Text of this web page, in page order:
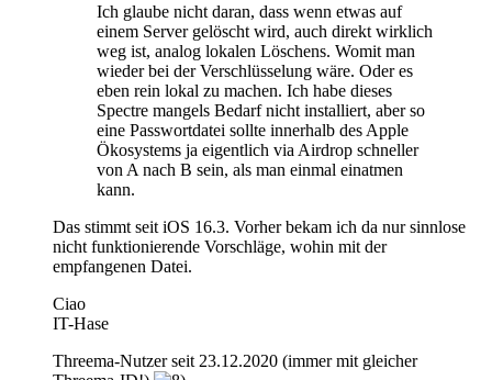
Ich glaube nicht daran, dass wenn etwas auf
einem Server gelöscht wird, auch direkt wirklich
weg ist, analog lokalen Löschens. Womit man
wieder bei der Verschlüsselung wäre. Oder es
eben rein lokal zu machen. Ich habe dieses
Spectre mangels Bedarf nicht installiert, aber so
eine Passwortdatei sollte innerhalb des Apple
Ökosystems ja eigentlich via Airdrop schneller
von A nach B sein, als man einmal einatmen
kann.
Das stimmt seit iOS 16.3. Vorher bekam ich da nur sinnlose
nicht funktionierende Vorschläge, wohin mit der
empfangenen Datei.
Ciao
IT-Hase
Threema-Nutzer seit 23.12.2020 (immer mit gleicher